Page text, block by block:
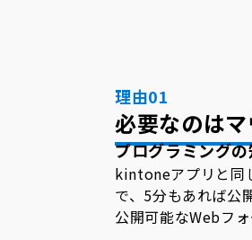
理由01
必要なのは
プログラミング
kintoneアプリと同
で、5分もあれば公
公開可能なWebフ